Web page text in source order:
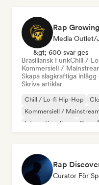
Rap Growing
Media Outlet/
&gt; 600 svar ges
Brasiliansk FunkChill /
Kommersiell /
Skapa slagkraftiga
Skriva artiklar
Chill / Lo-fi Hip-Hop
Kommersiell /
Internationell rap
Rap
Rap
Curator För